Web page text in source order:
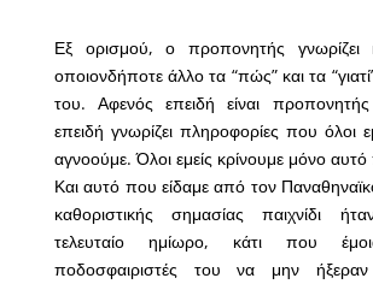
Εξ ορισμού, ο προπονητής γνωρίζει
οποιονδήποτε άλλο τα “πώς” και τα
του. Αφενός επειδή είναι
επειδή γνωρίζει πληροφορίες που όλοι
αγνοούμε. Όλοι εμείς κρίνουμε μόνο
Και αυτό που είδαμε από τον
καθοριστικής σημασίας παιχνίδι
τελευταίο ημίωρο, κάτι που
ποδοσφαιριστές του να μην